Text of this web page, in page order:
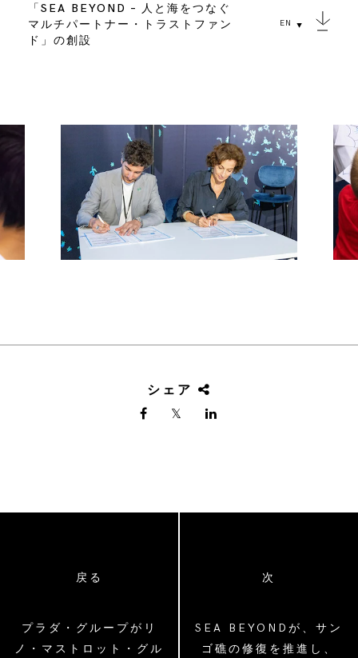
「SEA BEYOND – 人と海をつなぐ
マルチパートナー・トラストファン
ド」の創設
EN
シェア
戻る
プラダ・グループがリ
ノ・マストロット・グル
次
SEA BEYONDが、サン
ゴ礁の修復を推進し、